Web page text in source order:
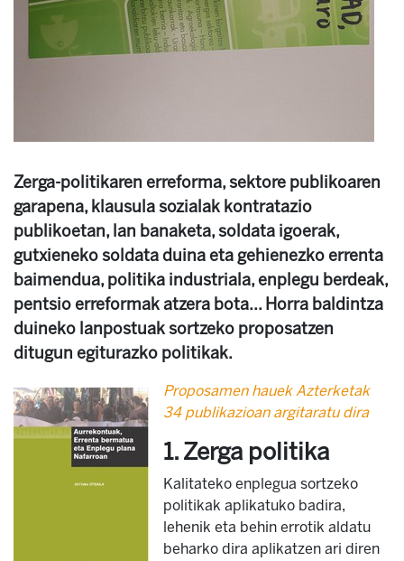
Zerga-politikaren erreforma, sektore publikoaren
garapena, klausula sozialak kontratazio
publikoetan, lan banaketa, soldata igoerak,
gutxieneko soldata duina eta gehienezko errenta
baimendua, politika industriala, enplegu berdeak,
pentsio erreformak atzera bota... Horra baldintza
duineko lanpostuak sortzeko proposatzen
ditugun egiturazko politikak.
Proposamen hauek Azterketak
34 publikazioan argitaratu dira
1. Zerga politika
Kalitateko enplegua sortzeko
politikak aplikatuko badira,
lehenik eta behin errotik aldatu
beharko dira aplikatzen ari diren